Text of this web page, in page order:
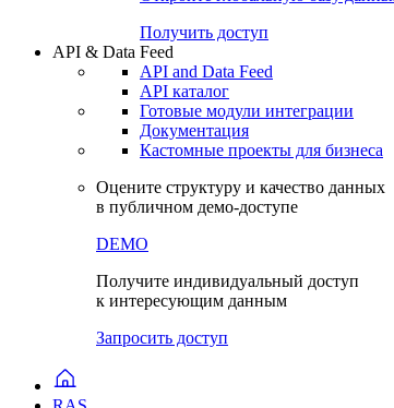
Попробуйте7-дневный
Откройте глобальную базу данных
Получить доступ
API & Data Feed
API and Data Feed
API каталог
Документация
Кастомные проекты для бизнеса
Оцените структуру и качество данных
в публичном демо-доступе
DEMO
Получите индивидуальный доступ